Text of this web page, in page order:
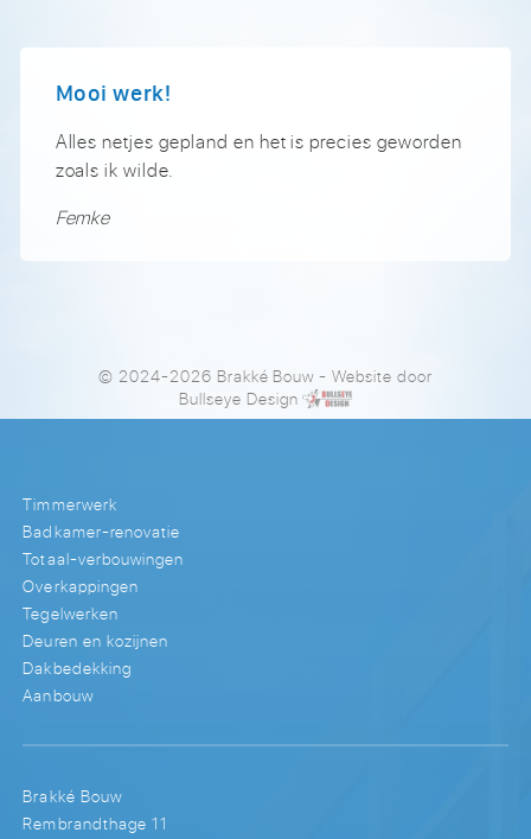
Mooi werk!
Alles netjes gepland en het is precies geworden
zoals ik wilde.
Femke
© 2024-2026 Brakké Bouw- Website door
Bullseye Design
Timmerwerk
Badkamer-renovatie
Totaal-verbouwingen
Overkappingen
Tegelwerken
Deuren en kozijnen
Dakbedekking
Aanbouw
Brakké Bouw
Rembrandthage 11